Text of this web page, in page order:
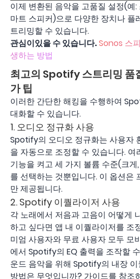
이제 변환된 음악을 고품질 설정(예:
마트 스피커)으로 다양한 장치나 플
트리밍할 수 있습니다.
관심이있을 수 있습니다.Sonos 스
생하는 방법
최고의 Spotify 스트리밍 품
가 팁
이러한 간단한 해킹을 수행하여
대화할 수 있습니다.
1. 오디오 정규화 사용
Spotify의 오디오 정규화는 사용자
을 자동으로 조정할 수 있습니다. 여
기능을 켜고 세 가지 볼륨 수준(크
를 선택하는 것뿐입니다. 이 옵션은
만 제공됩니다.
2. Spotify 이퀄라이저 사용
각 노래에서 저음과 고음이 어떻게
하고 싶다면 앱 내 이퀄라이저를 조
미엄 사용자와 무료 사용자 모두 모
에서 Spotify의 EQ 출력을 조작할
운드 음악을 위해 Spotify의 내장
방법은 무엇입니까? 가이드를 참조